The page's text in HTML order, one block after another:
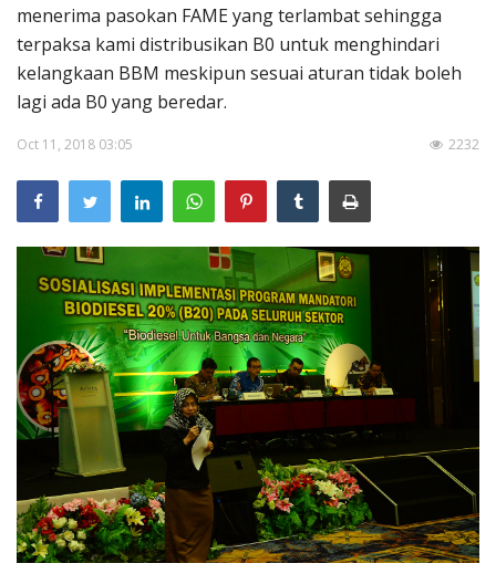
Hubungi Kami
Indonesia
menerima pasokan FAME yang terlambat sehingga
terpaksa kami distribusikan B0 untuk menghindari
kelangkaan BBM meskipun sesuai aturan tidak boleh
lagi ada B0 yang beredar.
Oct 11, 2018 03:05 2232